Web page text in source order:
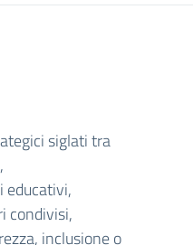
siglati tra
educativi,
condivisi,
inclusione o